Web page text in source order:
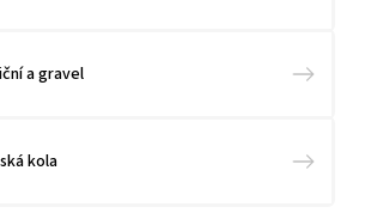
a gravel
kola